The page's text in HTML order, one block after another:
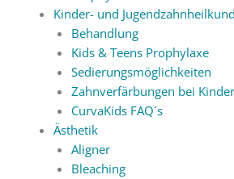
Kinder- und
Behandlung
Kids & Teens Prophylaxe
Sedierungsmöglichkeiten
Zahnverfärbungen bei
CurvaKids FAQ´s
Ästhetik
Aligner
Bleaching